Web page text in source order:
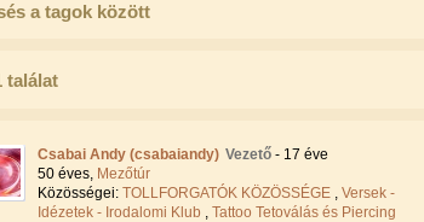
a tagok között
találat
Csabai Andy (csabaiandy) Vezető - 17 éve
50 éves, Mezőtúr
Közösségei: TOLLFORGATÓK KÖZÖSSÉGE , Versek -
Idézetek - Irodalomi Klub , Tattoo Tetoválás és Piercing